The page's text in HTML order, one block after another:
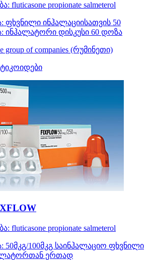
fluticasone propionate salmeterol
ფხვნილი ინჰალაციისათვის 50
ინჰალატორი დისკუსი 60 დოზა
group of companies (რუმინეთი)
fluticasone propionate salmeterol
50მკგ/100მკგ საინჰალაციო ფხვნილი
ერთად